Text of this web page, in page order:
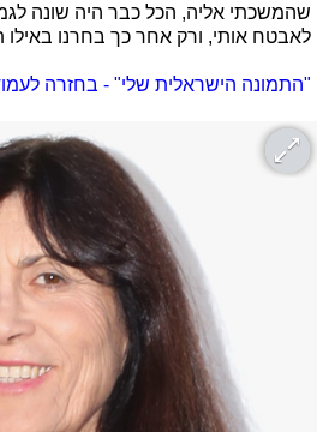
שהמשכתי אליה, הכל כבר היה שונה
לאבטח אותי, ורק אחר כך בחרנו
"התמונה הישראלית שלי" - בחזרה